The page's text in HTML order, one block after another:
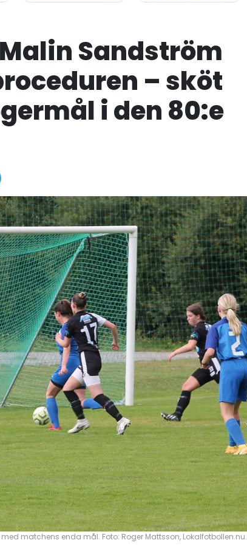
Sandström
– sköt
i den 80:e
matchens enda mål. Foto: Roger Mattsson, Lokalfotbollen.nu.